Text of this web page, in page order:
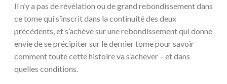
Il n’y a pas de révélation ou de grand rebondissement dans
ce tome qui s’inscrit dans la continuité des deux
précédents, et s’achève sur une rebondissement qui donne
envie de se précipiter sur le dernier tome pour savoir
comment toute cette histoire va s’achever – et dans
quelles conditions.